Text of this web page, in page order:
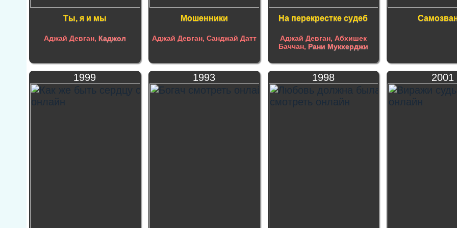
Ты, я и мы
Аджай Девган, Каджол
Мошенники
Аджай Девган, Санджай Датт
На перекрестке судеб
Аджай Девган, Абхишек
Баччан, Рани Мукхерджи
1999 1993 1998 2001